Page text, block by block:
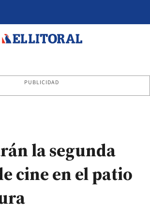
PUBLICIDAD
la segunda
cine en el patio